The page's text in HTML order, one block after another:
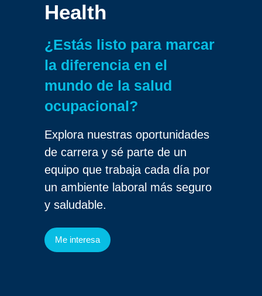
Health
¿Estás listo para marcar
la diferencia en el
mundo de la salud
ocupacional?
Explora nuestras oportunidades
de carrera y sé parte de un
equipo que trabaja cada día por
un ambiente laboral más seguro
y saludable.
Me interesa